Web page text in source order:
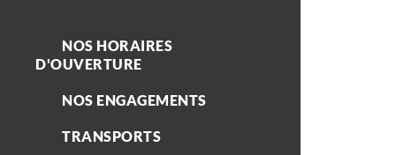
NOS HORAIRES
D'OUVERTURE
NOS ENGAGEMENTS
TRANSPORTS